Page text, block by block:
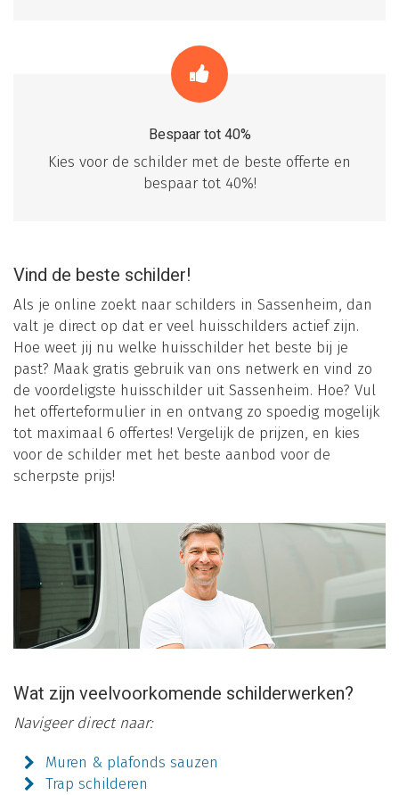
Bespaar tot 40%
Kies voor de schilder met de beste offerte en
bespaar tot 40%!
Vind de beste schilder!
Als je online zoekt naar schilders in Sassenheim, dan
valt je direct op dat er veel huisschilders actief zijn.
Hoe weet jij nu welke huisschilder het beste bij je
past? Maak gratis gebruik van ons netwerk en vind zo
de voordeligste huisschilder uit Sassenheim. Hoe? Vul
het offerteformulier in en ontvang zo spoedig mogelijk
tot maximaal 6 offertes! Vergelijk de prijzen, en kies
voor de schilder met het beste aanbod voor de
scherpste prijs!
Wat zijn veelvoorkomende schilderwerken?
Navigeer direct naar:
Muren & plafonds sauzen
Trap schilderen